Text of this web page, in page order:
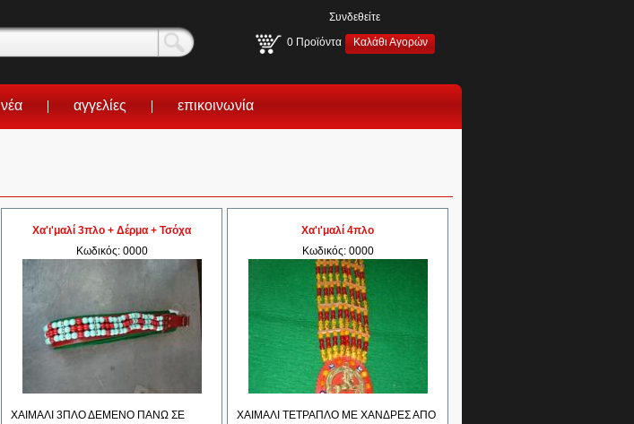
Συνδεθείτε
0 Προϊόντα Καλάθι Αγορών
νέα αγγελίες επικοινωνία
Χα'ι'μαλί 3πλο + Δέρμα + Τσόχα
Κωδικός: 0000
ΧΑΙΜΑΛΙ 3ΠΛΟ ΔΕΜΕΝΟ ΠΑΝΩ ΣΕ
Χα'ι'μαλί 4πλο
Κωδικός: 0000
ΧΑΙΜΑΛΙ ΤΕΤΡΑΠΛΟ ΜΕ ΧΑΝΔΡΕΣ ΑΠΟ